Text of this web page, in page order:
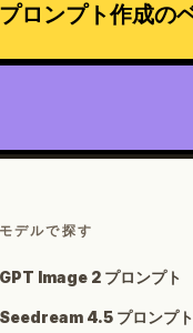
ロンプト作成の
モデルで探す
GPT Image 2 プロンプト
Seedream 4.5 プロンプト